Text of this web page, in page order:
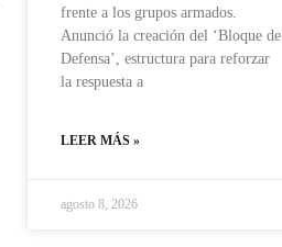
frente a los grupos armados.
Anunció la creación del ‘Bloque de
Defensa’, estructura para reforzar
la respuesta a
LEER MÁS »
agosto 8, 2026